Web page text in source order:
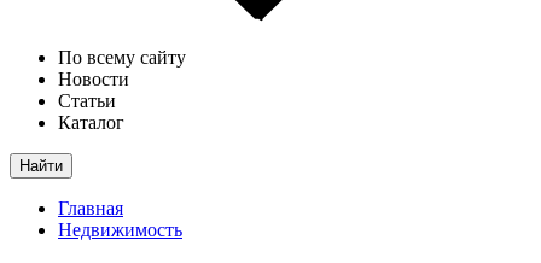
По всему сайту
Новости
Статьи
Каталог
Найти
Главная
Недвижимость